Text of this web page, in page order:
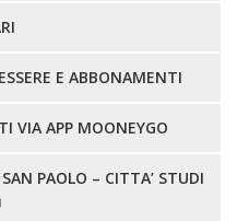
E ABBONAMENTI
VIA APP MOONEYGO
PAOLO – CITTA’ STUDI